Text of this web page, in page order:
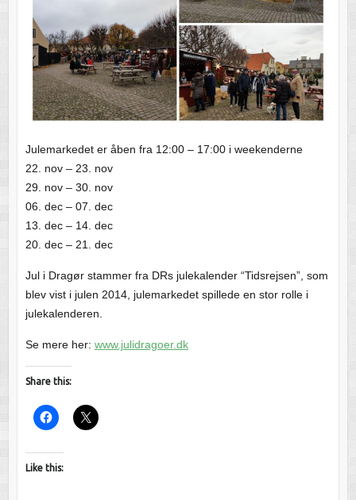
Julemarkedet er åben fra 12:00 – 17:00 i weekenderne
22. nov – 23. nov
29. nov – 30. nov
06. dec – 07. dec
13. dec – 14. dec
20. dec – 21
. dec
Jul i Dragør stammer fra DRs julekalender “Tidsrejsen”, som
blev vist i julen 2014, julemarkedet spillede en stor rolle i
julekalenderen.
Se mere her: www.julidragoer.dk
Share this:
Like this: